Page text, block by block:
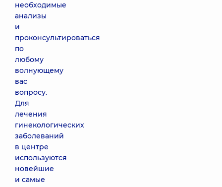
необходимые
анализы
и
проконсультироваться
по
любому
волнующему
вас
вопросу.
Для
лечения
гинекологических
заболеваний
в центре
используются
новейшие
и самые